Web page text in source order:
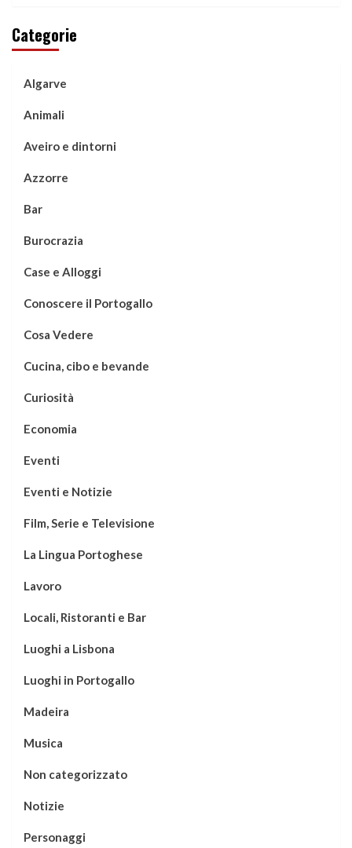
Categorie
Algarve
Animali
Aveiro e dintorni
Azzorre
Bar
Burocrazia
Case e Alloggi
Conoscere il Portogallo
Cosa Vedere
Cucina, cibo e bevande
Curiosità
Economia
Eventi
Eventi e Notizie
Film, Serie e Televisione
La Lingua Portoghese
Lavoro
Locali, Ristoranti e Bar
Luoghi a Lisbona
Luoghi in Portogallo
Madeira
Musica
Non categorizzato
Notizie
Personaggi